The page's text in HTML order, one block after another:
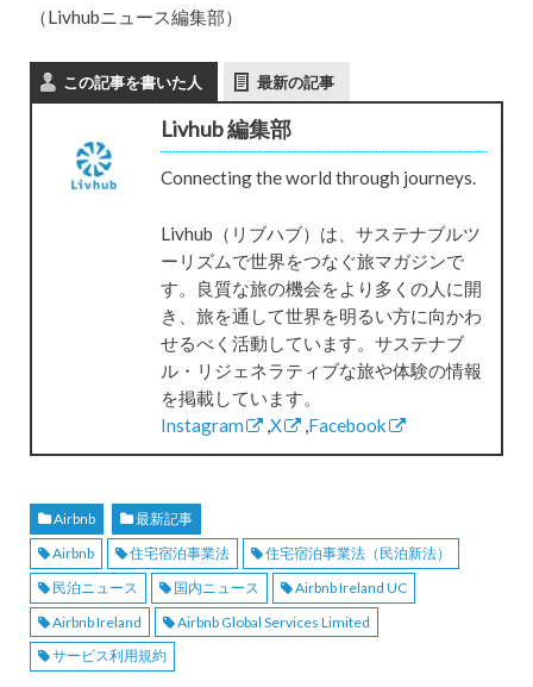
（Livhubニュース編集部）
この記事を書いた人 最新の記事
Livhub 編集部
Connecting the world through journeys.
Livhub（リブハブ）は、サステナブルツ
ーリズムで世界をつなぐ旅マガジンで
す。良質な旅の機会をより多くの人に開
き、旅を通して世界を明るい方に向かわ
せるべく活動しています。サステナブ
ル・リジェネラティブな旅や体験の情報
を掲載しています。
Instagram
,X ,Facebook
Airbnb
最新記事
Airbnb
住宅宿泊事業法
住宅宿泊事業法（民泊新法）
民泊ニュース
国内ニュース
Airbnb Ireland UC
Airbnb Ireland
Airbnb Global Services Limited
サービス利用規約